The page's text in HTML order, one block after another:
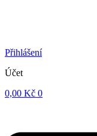
Přihlášení
Účet
0,00 Kč 0